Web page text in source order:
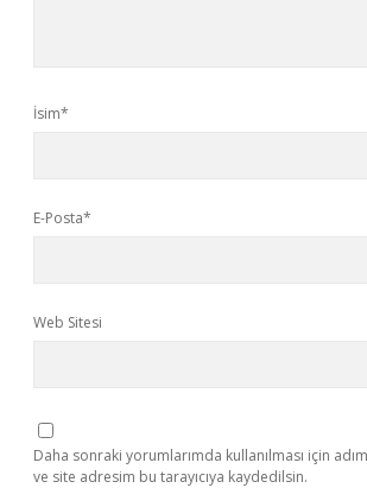
İsim*
E-Posta*
Web Sitesi
Daha sonraki yorumlarımda kullanılması için
ve site adresim bu tarayıcıya kaydedilsin.